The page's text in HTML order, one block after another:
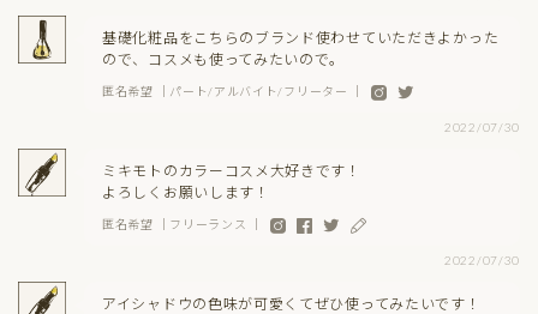
基礎化粧品をこちらのブランド使わせていただきよかった
ので、コスメも使ってみたいので。
匿名希望 ｜パート/アルバイト/フリーター ｜
2022/07/30
ミキモトのカラーコスメ大好きです！
よろしくお願いします！
匿名希望 ｜フリーランス ｜
2022/07/30
アイシャドウの色味が可愛くてぜひ使ってみたいです！